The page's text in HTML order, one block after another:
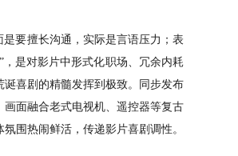
是要擅长沟通 ， 实际是言语压力；表
，是对影片中形式化职场、冗余内耗
诞喜剧 的精髓发挥到极致。
同步发布
面融合老式电视机、遥控器等复古
围热闹鲜活，传递影片喜剧调性。